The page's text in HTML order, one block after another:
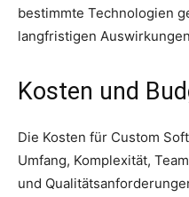
bestimmte Technologien
langfristigen
Kosten und
Die Kosten für Custom
Umfang, Komplexität,
und